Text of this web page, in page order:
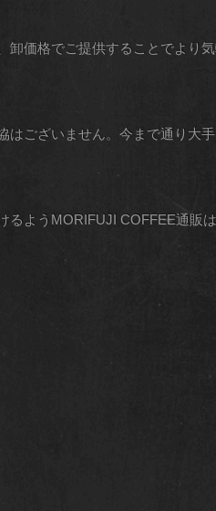
価格でご提供することでより
ございません。今まで通り大
ようMORIFUJI COFFEE通販